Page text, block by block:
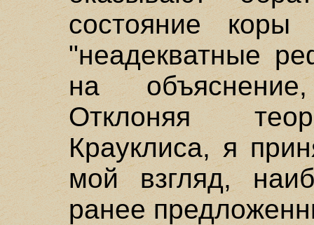
состояние коры
"неадекватные
на
Отклоняя
Крауклиса, я
мой взгляд,
ранее